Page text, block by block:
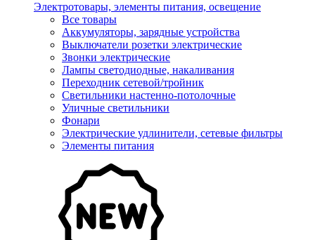
Электротовары, элементы питания, освещение
Все товары
Аккумуляторы, зарядные устройства
Выключатели розетки электрические
Звонки электрические
Лампы светодиодные, накаливания
Переходник сетевой/тройник
Светильники настенно-потолочные
Уличные светильники
Фонари
Электрические удлинители, сетевые фильтры
Элементы питания